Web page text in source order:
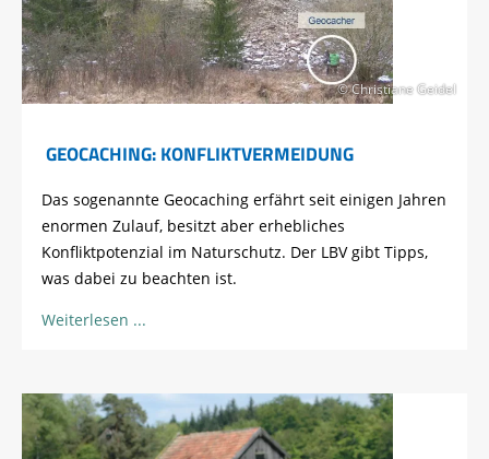
© Christiane Geidel
GEOCACHING: KONFLIKTVERMEIDUNG
Das sogenannte Geocaching erfährt seit einigen Jahren
enormen Zulauf, besitzt aber erhebliches
Konfliktpotenzial im Naturschutz. Der LBV gibt Tipps,
was dabei zu beachten ist.
Weiterlesen